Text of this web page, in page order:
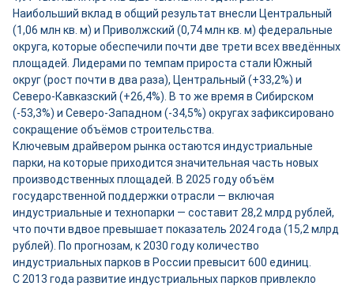
Наибольший вклад в общий результат внесли Центральный
(1,06 млн кв. м) и Приволжский (0,74 млн кв. м) федеральные
округа, которые обеспечили почти две трети всех введённых
площадей. Лидерами по темпам прироста стали Южный
округ (рост почти в два раза), Центральный (+33,2%) и
Северо-Кавказский (+26,4%). В то же время в Сибирском
(-53,3%) и Северо-Западном (-34,5%) округах зафиксировано
сокращение объёмов строительства.
Ключевым драйвером рынка остаются индустриальные
парки, на которые приходится значительная часть новых
производственных площадей. В 2025 году объём
государственной поддержки отрасли — включая
индустриальные и технопарки — составит 28,2 млрд рублей,
что почти вдвое превышает показатель 2024 года (15,2 млрд
рублей). По прогнозам, к 2030 году количество
индустриальных парков в России превысит 600 единиц.
С 2013 года развитие индустриальных парков привлекло